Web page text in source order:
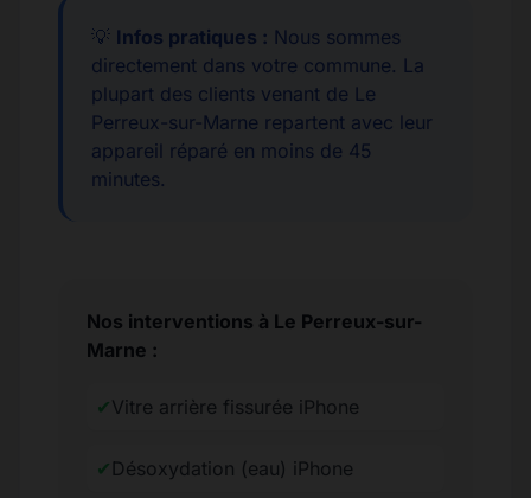
💡 Infos pratiques : Nous sommes
directement dans votre commune. La
plupart des clients venant de Le
Perreux-sur-Marne repartent avec leur
appareil réparé en moins de 45
minutes.
Nos interventions à Le Perreux-sur-
Marne :
✔Vitre arrière fissurée iPhone
✔ Désoxydation (eau) iPhone